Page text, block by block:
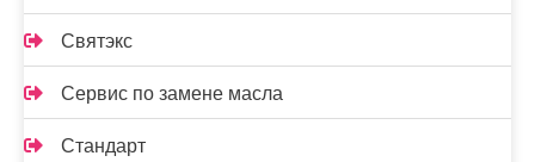
Святэкс
Сервис по замене масла
Стандарт